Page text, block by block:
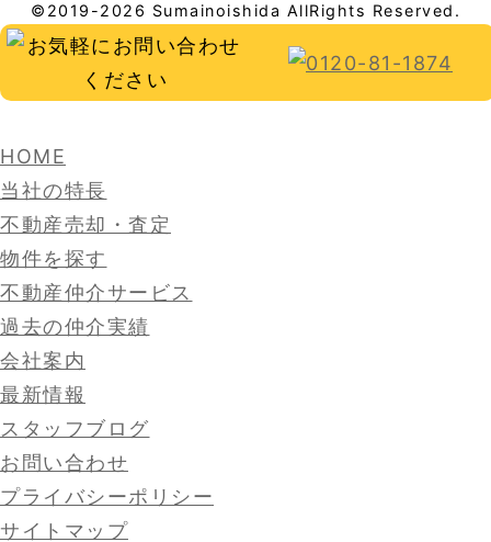
©2019-2026 Sumainoishida AllRights Reserved.
HOME
当社の特長
不動産売却・査定
物件を探す
不動産仲介サービス
過去の仲介実績
会社案内
最新情報
スタッフブログ
お問い合わせ
プライバシーポリシー
サイトマップ